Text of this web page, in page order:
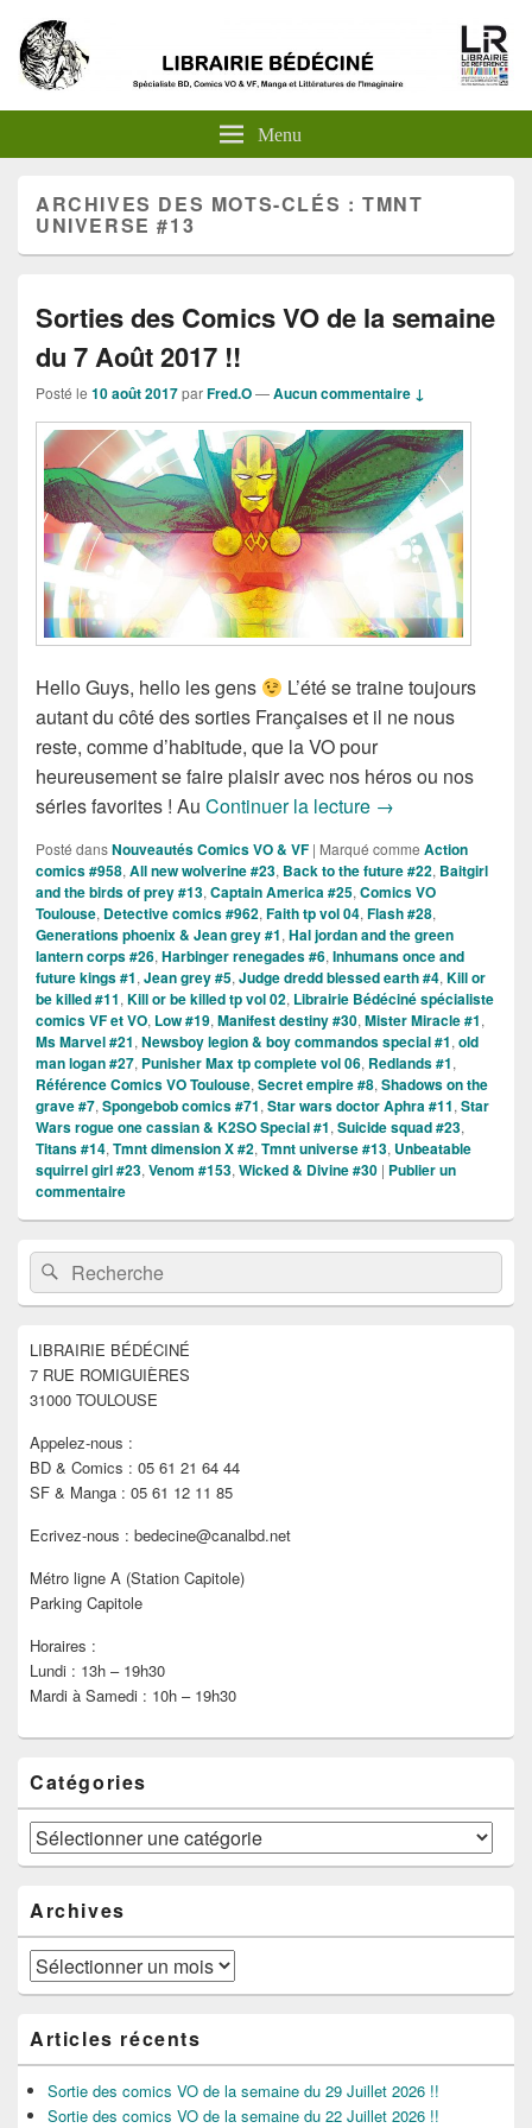
Menu
ARCHIVES DES MOTS-CLÉS :TMNT
UNIVERSE #13
Sorties des Comics VO de la semaine
du 7 Août 2017 !!
Posté le 10 août 2017parFred.O—Aucun commentaire ↓
Hello Guys, hello les gens
L’été se traine toujours
autant du côté des sorties Françaises et il ne nous
reste, comme d’habitude, que la VO pour
heureusement se faire plaisir avec nos héros ou nos
séries favorites ! Au Continuer la lecture Sorties des
→
Posté dansNouveautés Comics VO & VF | Marqué comme Action
comics #958, All new wolverine #23, Back to the future #22, Baitgirl
and the birds of prey #13, Captain America #25, Comics VO
Toulouse, Detective comics #962, Faith tp vol 04, Flash #28,
Generations phoenix & Jean grey #1, Hal jordan and the green
lantern corps #26, Harbinger renegades #6, Inhumans once and
future kings #1, Jean grey #5, Judge dredd blessed earth #4, Kill or
be killed #11, Kill or be killed tp vol 02, Librairie Bédéciné spécialiste
comics VF et VO, Low #19, Manifest destiny #30, Mister Miracle #1,
Ms Marvel #21, Newsboy legion & boy commandos special #1, old
man logan #27, Punisher Max tp complete vol 06, Redlands #1,
Référence Comics VO Toulouse, Secret empire #8, Shadows on the
grave #7, Spongebob comics #71, Star wars doctor Aphra #11, Star
Wars rogue one cassian & K2SO Special #1, Suicide squad #23,
Titans #14, Tmnt dimension X #2, Tmnt universe #13, Unbeatable
squirrel girl #23, Venom #153, Wicked & Divine #30 | Publier un
commentaire
Zone
principale
de
widget
barre
latérale
Recherche :Rechercher
LIBRAIRIE BÉDÉCINÉ
7 RUE ROMIGUIÈRES
31000 TOULOUSE
Appelez-nous :
BD & Comics : 05 61 21 64 44
SF & Manga : 05 61 12 11 85
Ecrivez-nous : bedecine@canalbd.net
Métro ligne A (Station Capitole)
Parking Capitole
Horaires :
Lundi : 13h – 19h30
Mardi à Samedi : 10h – 19h30
Catégories
Catégories
Archives
Archives
Articles récents
Sortie des comics VO de la semaine du 29 Juillet 2026 !!
Sortie des comics VO de la semaine du 22 Juillet 2026 !!